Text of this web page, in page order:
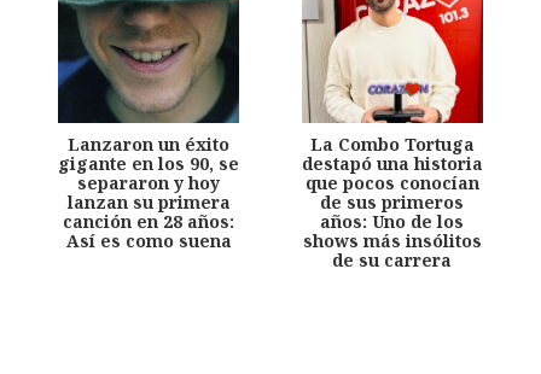
Lanzaron un éxito
gigante en los 90, se
separaron y hoy
lanzan su primera
canción en 28 años:
Así es como suena
La Combo Tortuga
destapó una historia
que pocos conocían
de sus primeros
años: Uno de los
shows más insólitos
de su carrera